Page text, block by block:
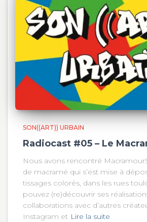
SON((ART)) URBAIN
Radiocast #05 – Le
Nous avons rencontré
de macramé qui s’est mise à
tissages colorés, dans les rues
pouvez (re)découvrir ses
collaborations avec d’autres
Instagram et Lire la suite